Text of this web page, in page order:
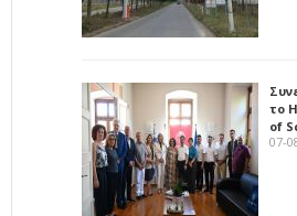
το
of
07-